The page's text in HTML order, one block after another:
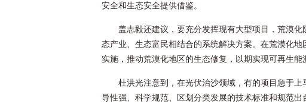
安全和生态安全提供借鉴。
盖志毅还建议，要充分发挥现有大型项目，荒漠
态产业、生态富民相结合的系统解决方案。在荒漠化
实施，推动荒漠化地区的生态修复，以期实现可再生能
杜洪光注意到，在光伏治沙领域，有的项目急于
导性强、科学规范、区划分类发展的技术标准和规范出